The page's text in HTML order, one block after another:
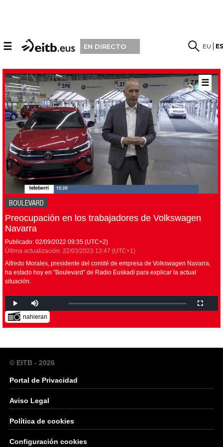
☰ EN DIRECTO EU
☰
BOULEVARD
Preocupación en los trabajadores de Volkswagen
Navarra
Publicado: 02/09/2022 09:35 (UTC+2)
Última actualización: 22/03/2023 13:47 (UTC+1)
Alfredo Morales, presidente del comité de empresa de Volkswagen Navarra,
ha estado hoy en "Boulevard" de Radio Euskadi para explicar la actual
situación.
nahieran
© EITB - 2026
Portal de Privacidad
Aviso Legal
Política de cookies
Configuración cookies